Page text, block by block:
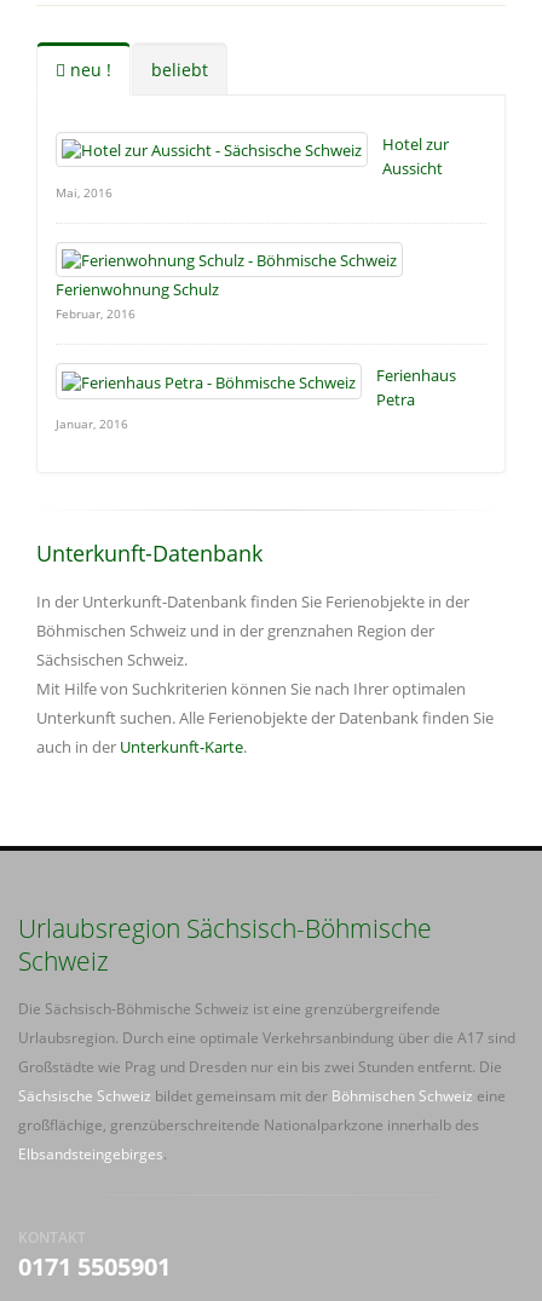
neu ! beliebt
Hotel zur
Aussicht
Mai, 2016
Ferienwohnung Schulz
Februar, 2016
Ferienhaus
Petra
Januar, 2016
Unterkunft-Datenbank
In der Unterkunft-Datenbank finden Sie Ferienobjekte in der
Böhmischen Schweiz und in der grenznahen Region der
Sächsischen Schweiz.
Mit Hilfe von Suchkriterien können Sie nach Ihrer optimalen
Unterkunft suchen. Alle Ferienobjekte der Datenbank finden Sie
auch in der Unterkunft-Karte.
Urlaubsregion Sächsisch-Böhmische
Schweiz
Die Sächsisch-Böhmische Schweiz ist eine grenzübergreifende
Urlaubsregion. Durch eine optimale Verkehrsanbindung über die A17 sind
Großstädte wie Prag und Dresden nur ein bis zwei Stunden entfernt. Die
Sächsische Schweiz bildet gemeinsam mit der Böhmischen Schweiz eine
großflächige, grenzüberschreitende Nationalparkzone innerhalb des
Elbsandsteingebirges.
KONTAKT
0171 5505901